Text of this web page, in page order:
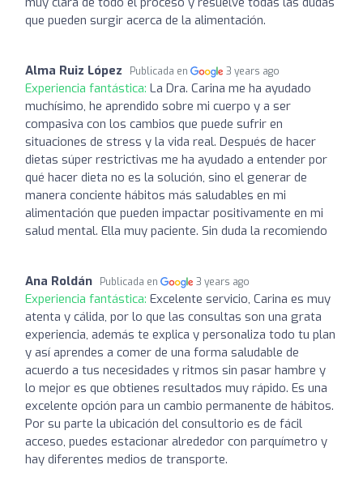
que pueden surgir acerca de la alimentación.
Alma Ruiz López Publicada en 3 years ago
Experiencia fantástica: La Dra. Carina me ha ayudado
muchísimo, he aprendido sobre mi cuerpo y a ser
compasiva con los cambios que puede sufrir en
situaciones de stress y la vida real. Después de hacer
dietas súper restrictivas me ha ayudado a entender por
qué hacer dieta no es la solución, sino el generar de
manera conciente hábitos más saludables en mi
alimentación que pueden impactar positivamente en mi
salud mental. Ella muy paciente. Sin duda la recomiendo
Ana Roldán Publicada en 3 years ago
Experiencia fantástica: Excelente servicio, Carina es muy
atenta y cálida, por lo que las consultas son una grata
experiencia, además te explica y personaliza todo tu plan
y así aprendes a comer de una forma saludable de
acuerdo a tus necesidades y ritmos sin pasar hambre y
lo mejor es que obtienes resultados muy rápido. Es una
excelente opción para un cambio permanente de hábitos.
Por su parte la ubicación del consultorio es de fácil
acceso, puedes estacionar alrededor con parquímetro y
hay diferentes medios de transporte.